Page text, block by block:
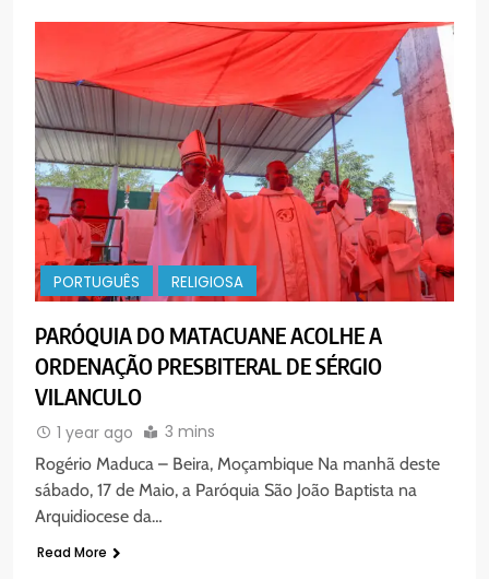
PORTUGUÊS RELIGIOSA
PARÓQUIA DO MATACUANE ACOLHE A
ORDENAÇÃO PRESBITERAL DE SÉRGIO
VILANCULO
1 year ago 3 mins
Rogério Maduca – Beira, Moçambique Na manhã deste
sábado, 17 de Maio, a Paróquia São João Baptista na
Arquidiocese da…
Read More